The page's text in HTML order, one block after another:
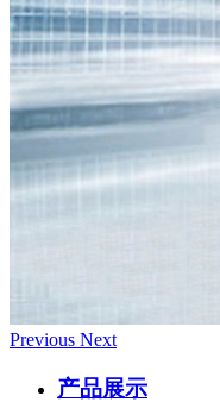
Previous Next
产品展示